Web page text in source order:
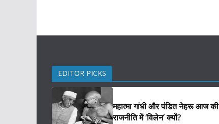
EDITOR PICKS
महात्मा गांधी और पंडित नेहरू आज की
राजनीति में ‘विलेन’ क्यों?